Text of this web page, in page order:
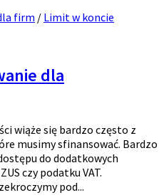
firm / Limit w koncie
dla
wiąże się bardzo często z
musimy sfinansować. Bardzo
do dodatkowych
czy podatku VAT.
pod...